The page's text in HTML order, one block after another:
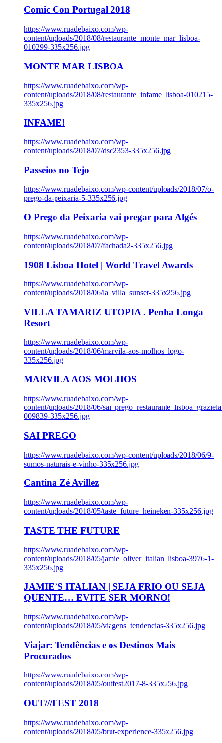
Comic Con Portugal 2018
https://www.ruadebaixo.com/wp-
content/uploads/2018/08/restaurante_monte_mar_lisboa-
010299-335x256.jpg
MONTE MAR LISBOA
https://www.ruadebaixo.com/wp-
content/uploads/2018/08/restaurante_infame_lisboa-010215-
335x256.jpg
INFAME!
https://www.ruadebaixo.com/wp-
content/uploads/2018/07/dsc2353-335x256.jpg
Passeios no Tejo
https://www.ruadebaixo.com/wp-content/uploads/2018/07/o-
prego-da-peixaria-5-335x256.jpg
O Prego da Peixaria vai pregar para Algés
https://www.ruadebaixo.com/wp-
content/uploads/2018/07/fachada2-335x256.jpg
1908 Lisboa Hotel | World Travel Awards
https://www.ruadebaixo.com/wp-
content/uploads/2018/06/la_villa_sunset-335x256.jpg
VILLA TAMARIZ UTOPIA . Penha Longa
Resort
https://www.ruadebaixo.com/wp-
content/uploads/2018/06/marvila-aos-molhos_logo-
335x256.jpg
MARVILA AOS MOLHOS
https://www.ruadebaixo.com/wp-
content/uploads/2018/06/
009839-335x256.jpg
SAI PREGO
https://www.ruadebaixo.com/wp-content/uploads/2018/06/9-
sumos-naturais-e-vinho-335x256.jpg
Cantina Zé Avillez
https://www.ruadebaixo.com/wp-
content/uploads/2018/05/taste_future_heineken-335x256.jpg
TASTE THE FUTURE
https://www.ruadebaixo.com/wp-
content/uploads/2018/05/jamie_oliver_italian_lisboa-3976-1-
335x256.jpg
JAMIE’S ITALIAN | SEJA FRIO OU SEJA
QUENTE… EVITE SER MORNO!
https://www.ruadebaixo.com/wp-
content/uploads/2018/05/viagens_tendencias-335x256.jpg
Viajar: Tendências e os Destinos Mais
Procurados
https://www.ruadebaixo.com/wp-
content/uploads/2018/05/outfest2017-8-335x256.jpg
OUT///FEST 2018
https://www.ruadebaixo.com/wp-
content/uploads/2018/05/brut-experience-335x256.jpg